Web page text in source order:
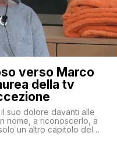
verso Marco
della tv
suo dolore davanti alle
nome, a riconoscerlo, a
un altro capitolo del